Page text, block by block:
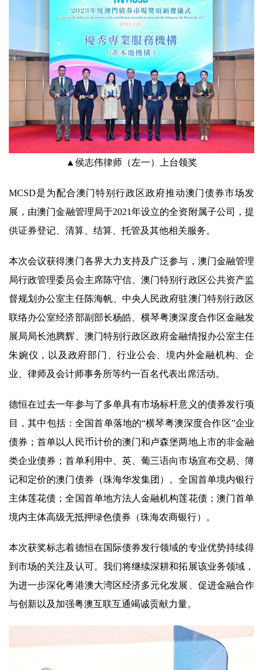
▲侯志伟律师（左一）上台领奖
MCSD是为配合澳门特别行政区政府推动澳门债券市场发
展，由澳门金融管理局于2021年设立的全资附属子公司，提
供证券登记、清算、结算、托管及其他相关服务。
本次会议获得澳门各界大力支持及广泛参与，澳门金融管理
局行政管理委员会主席陈守信、澳门特别行政区公共资产监
督规划办公室主任陈海帆、中央人民政府驻澳门特别行政区
联络办公室经济部副部长杨皓、横琴粤澳深度合作区金融发
展局局长池腾辉、澳门特别行政区政府金融情报办公室主任
朱婉仪，以及政府部门、行业公会、境内外金融机构、企
业、律师及会计师事务所等约一百名代表出席活动。
德恒在过去一年参与了多单具有市场标杆意义的债券发行项
目，其中包括：全国首单落地的“横琴粤澳深度合作区”企业
债券；首单以人民币计价的澳门和卢森堡两地上市的非金融
类企业债券；首单利用中、英、葡三语向市场宣布交易、簿
记和定价的澳门债券（珠海华发集团）。全国首单境内银行
主体莲花债；全国首单地方法人金融机构莲花债；澳门首单
境内主体高级无抵押绿色债券（珠海农商银行）。
本次获奖标志着德恒在国际债券发行领域的专业优势持续得
到市场的关注及认可。我们将继续深耕和拓展该业务领域，
为进一步深化粤港澳大湾区经济多元化发展、促进金融合作
与创新以及加强粤澳互联互通竭诚贡献力量。